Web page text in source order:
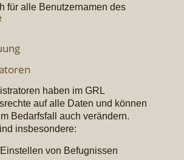
für alle Benutzernamen des
haben im GRL
auf alle Daten und können
Bedarfsfall auch verändern.
insbesondere:
Einstellen von Befugnissen